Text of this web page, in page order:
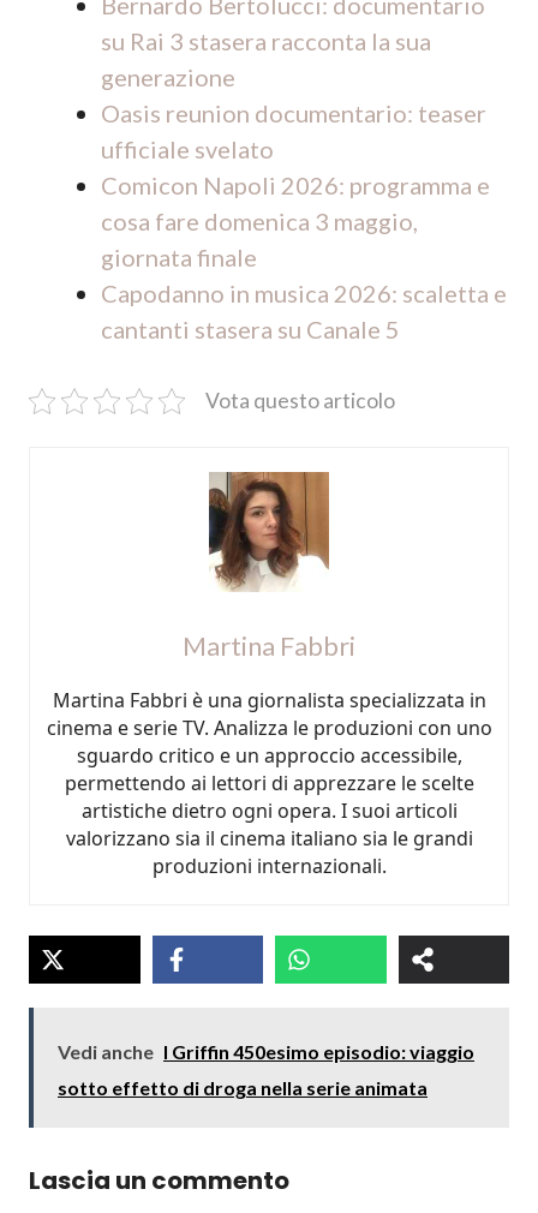
su Rai 3 stasera racconta la sua
generazione
Oasis reunion documentario: teaser
ufficiale svelato
Comicon Napoli 2026: programma e
cosa fare domenica 3 maggio,
giornata finale
Capodanno in musica 2026: scaletta e
cantanti stasera su Canale 5
Vota questo articolo
Martina Fabbri
Martina Fabbri è una giornalista specializzata in
cinema e serie TV. Analizza le produzioni con uno
sguardo critico e un approccio accessibile,
permettendo ai lettori di apprezzare le scelte
artistiche dietro ogni opera. I suoi articoli
valorizzano sia il cinema italiano sia le grandi
produzioni internazionali.
Vedi anche I Griffin 450esimo episodio: viaggio
sotto effetto di droga nella serie animata
Lascia un commento